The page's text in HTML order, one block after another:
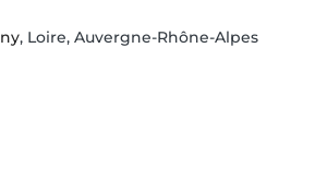
, Loire, Auvergne-Rhône-Alpes